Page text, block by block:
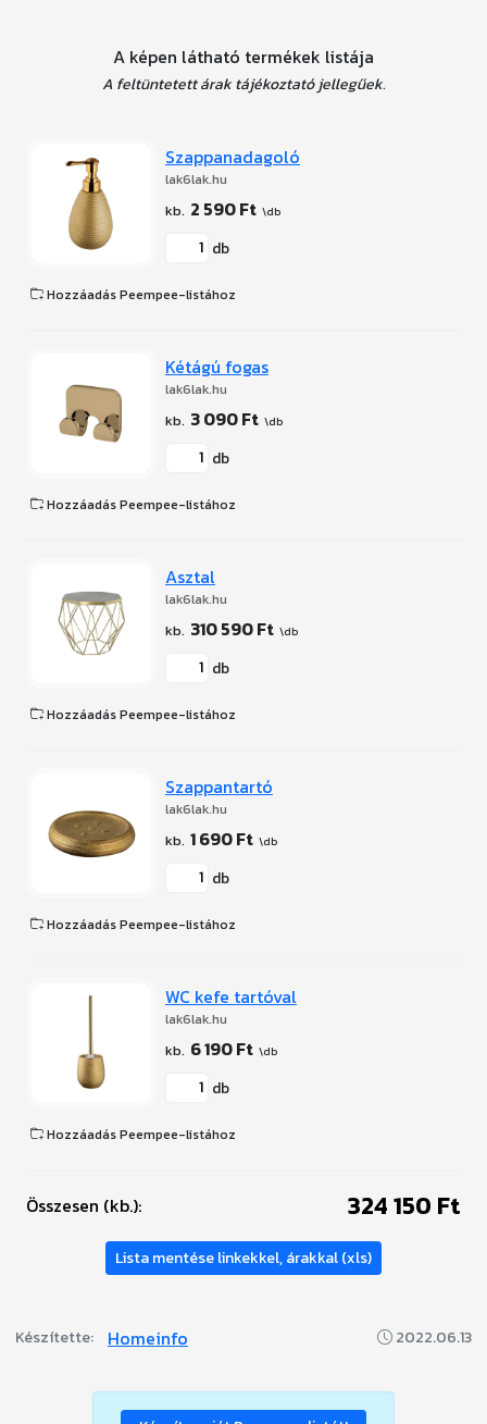
A képen látható termékek listája
A feltüntetett árak tájékoztató jellegűek.
Szappanadagoló
lak6lak.hu
2 590 Ft
db
Hozzáadás Peempee-listához
Kétágú fogas
lak6lak.hu
3 090 Ft
db
Hozzáadás Peempee-listához
Asztal
lak6lak.hu
310 590 Ft
db
Hozzáadás Peempee-listához
Szappantartó
lak6lak.hu
1 690 Ft
db
Hozzáadás Peempee-listához
WC kefe tartóval
lak6lak.hu
6 190 Ft
db
Hozzáadás Peempee-listához
Összesen (kb.): 324 150 Ft
Lista mentése linkekkel, árakkal (xls)
Készítette: Homeinfo 2022.06.13